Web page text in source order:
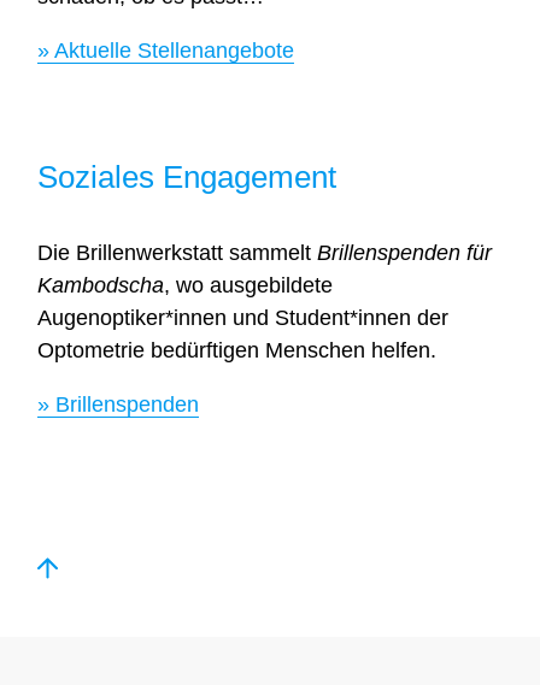
» Aktuelle Stellenangebote
Soziales Engagement
Die Brillenwerkstatt sammeltBrillenspenden für
Kambodscha, wo ausgebildete
Augenoptiker*innen und Student*innen der
Optometrie bedürftigen Menschen helfen.
» Brillenspenden